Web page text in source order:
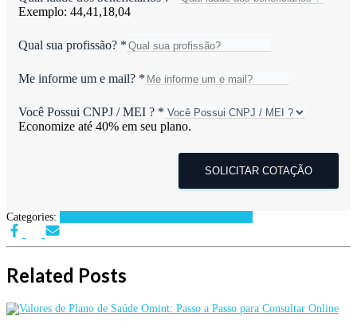
Exemplo: 44,41,18,04
Qual sua profissão? *
Me informe um e mail? *
Você Possui CNPJ / MEI ? *
Economize até 40% em seu plano.
SOLICITAR COTAÇÃO
Categories:
Related Posts